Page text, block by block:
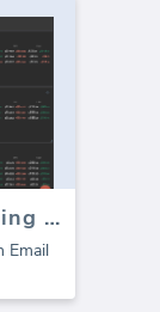
Plantilla de Email Marketing de ActiveCampaign (Informe)
Email